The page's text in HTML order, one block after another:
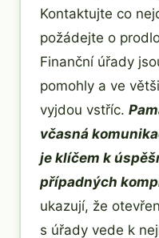
Kontaktujte co
požádejte o
Finanční úřady
pomohly a ve
vyjdou vstříc.
včasná
je klíčem k
případných
ukazují, že
s úřady vede k